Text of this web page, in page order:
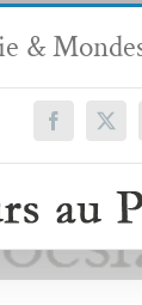
&
Facebook
X